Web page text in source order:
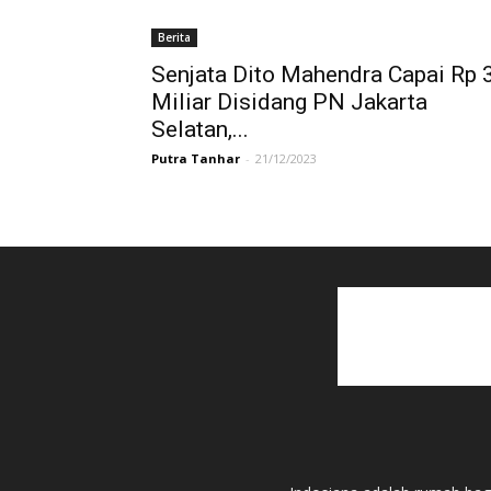
Berita
Senjata Dito Mahendra Capai Rp
Miliar Disidang PN Jakarta
Selatan,...
Putra Tanhar - 21/12/2023